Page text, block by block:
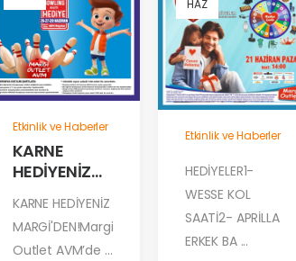
Etkinlik ve Haberler
KARNE
HEDİYENİZ
MARGİ’DEN!
KARNE HEDİYENİZ
MARGİ'DEN!Margi
Outlet AVM’de ...
HAZ
Etkinlik ve Haberler
HEDİYELER1-
WESSE KOL
SAATİ2- APRİLLA
ERKEK BA ...